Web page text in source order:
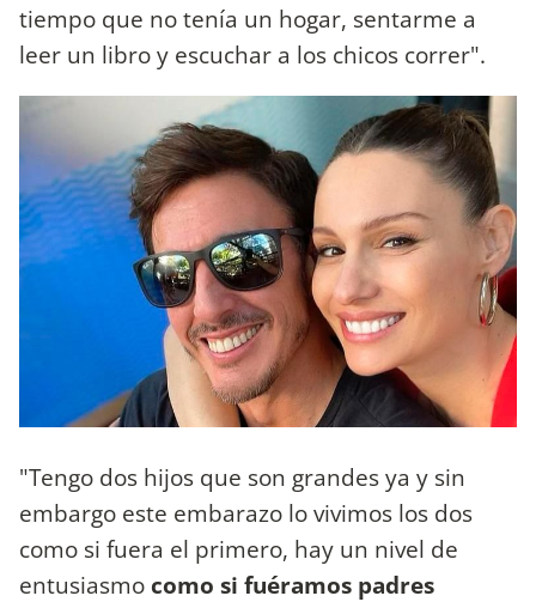
tiempo que no tenía un hogar, sentarme a
leer un libro y escuchar a los chicos correr".
"Tengo dos hijos que son grandes ya y sin
embargo este embarazo lo vivimos los dos
como si fuera el primero, hay un nivel de
entusiasmo como si fuéramos padres